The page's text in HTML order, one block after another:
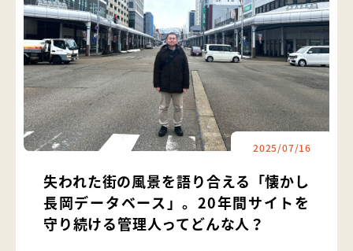
2025/07/16
失われた街の風景を語り合える「懐かし
長岡データベース」。20年間サイトを
守り続ける管理人ってどんな人？